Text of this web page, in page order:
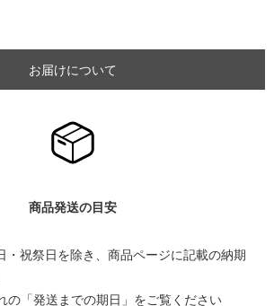
お届けについて
商品発送の目安
・祝祭日を除き、商品ページに記載の納期
「発送までの期日」をご覧ください